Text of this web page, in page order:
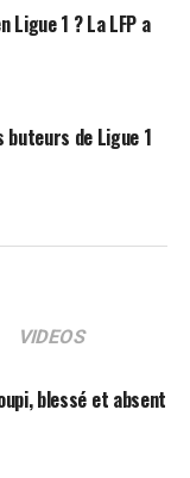
a reconnu lundi
Une erreur
rennais,
à la
dans le temps
Rouault, laissant
de l’OL,
de
: «
Ligue 1 ? La LFP a
buteurs de Ligue 1
VIDEOS
blessé et absent